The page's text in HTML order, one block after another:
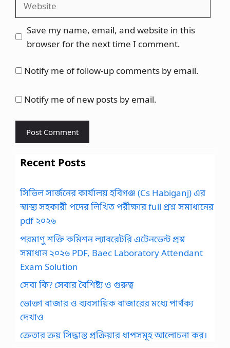
Save my name, email, and website in this
browser for the next time I comment.
Notify me of follow-up comments by email.
Notify me of new posts by email.
Recent Posts
সিভিল সার্জনের কার্যালয় হবিগঞ্জ (Cs Habiganj) এর
স্বাস্থ্য সহকারী পদের লিখিত পরীক্ষার full প্রশ্ন সমাধানের
pdf ২০২৬
পরমাণু শক্তি কমিশন ল্যাবরেটরি এটেনডেন্ট প্রশ্ন
সমাধান ২০২৬ PDF, Baec Laboratory Attendant
Exam Solution
সেবা কি? সেবার বৈশিষ্ট্য ও গুরুত্ব
ভোক্তা বাজার ও ব্যবসায়িক বাজারের মধ্যে পার্থক্য
দেখাও
ক্রেতার ক্রয় সিদ্ধান্ত প্রক্রিয়ার ধাপসমূহ আলোচনা কর।